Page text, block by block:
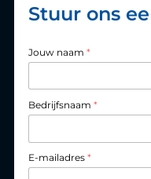
Stuur ons
Jouw naam *
Bedrijfsnaam *
E-mailadres *